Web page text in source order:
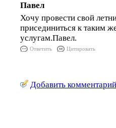
Павел
Хочу провести свой
присединиться к таким
услугам.Павел.
Ответить Цитировать
Добавить комментарий